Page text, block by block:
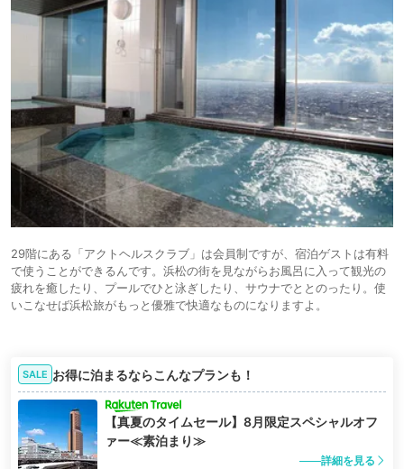
29階にある「アクトヘルスクラブ」は会員制ですが、宿泊ゲストは有料
で使うことができるんです。浜松の街を見ながらお風呂に入って観光の
疲れを癒したり、プールでひと泳ぎしたり、サウナでととのったり。使
いこなせば浜松旅がもっと優雅で快適なものになりますよ。
SALE お得に泊まるならこんなプランも！
【真夏のタイムセール】8月限定スペシャルオフ
ァー≪素泊まり≫
詳細を見る